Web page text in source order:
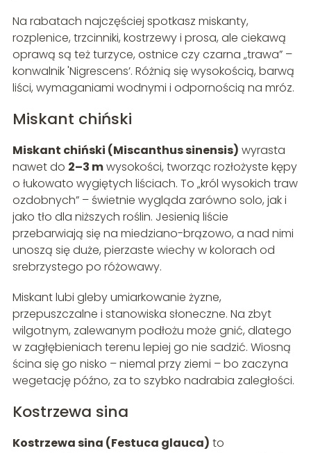
Na rabatach najczęściej spotkasz miskanty,
rozplenice, trzcinniki, kostrzewy i prosa, ale ciekawą
oprawą są też turzyce, ostnice czy czarna „trawa” –
konwalnik 'Nigrescens’. Różnią się wysokością, barwą
liści, wymaganiami wodnymi i odpornością na mróz.
Miskant chiński
Miskant chiński (Miscanthus sinensis) wyrasta
nawet do 2–3 mwysokości, tworząc rozłożyste kępy
o łukowato wygiętych liściach. To „król wysokich traw
ozdobnych” – świetnie wygląda zarówno solo, jak i
jako tło dla niższych roślin. Jesienią liście
przebarwiają się na miedziano-brązowo, a nad nimi
unoszą się duże, pierzaste wiechy w kolorach od
srebrzystego po różowawy.
Miskant lubi gleby umiarkowanie żyzne,
przepuszczalne i stanowiska słoneczne. Na zbyt
wilgotnym, zalewanym podłożu może gnić, dlatego
w zagłębieniach terenu lepiej go nie sadzić. Wiosną
ścina się go nisko – niemal przy ziemi – bo zaczyna
wegetację późno, za to szybko nadrabia zaległości.
Kostrzewa sina
Kostrzewa sina (Festuca glauca) to